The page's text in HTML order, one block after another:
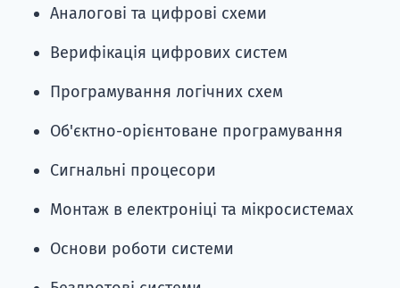
Аналогові та цифрові схеми
Верифікація цифрових систем
Програмування логічних схем
Об'єктно-орієнтоване програмування
Сигнальні процесори
Монтаж в електроніці та мікросистемах
Основи роботи системи